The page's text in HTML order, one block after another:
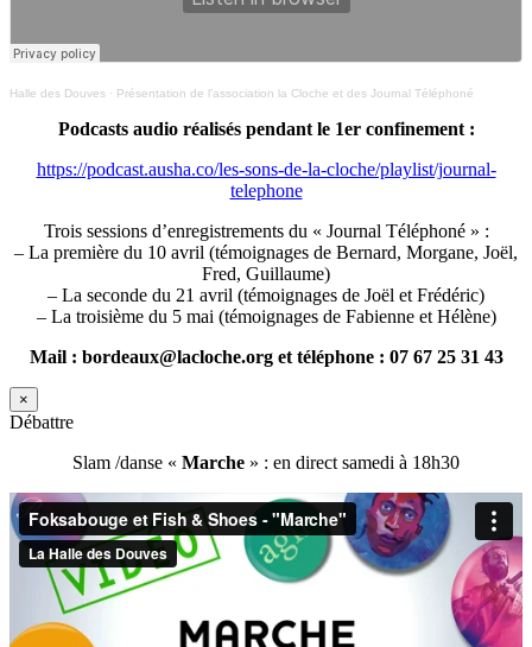
Halle des Douves · Présentation de l’association la Cloche et des Journal Téléphoné
Podcasts audio réalisés pendant le 1er confinement :
https://podcast.ausha.co/les-sons-de-la-cloche/playlist/journal-
telephone
Trois sessions d’enregistrements du « Journal Téléphoné » :
– La première du 10 avril (témoignages de Bernard, Morgane, Joël,
Fred, Guillaume)
– La seconde du 21 avril (témoignages de Joël et Frédéric)
– La troisième du 5 mai (témoignages de Fabienne et Hélène)
Mail : bordeaux@lacloche.org et téléphone : 07 67 25 31 43
×
Débattre
Slam /danse « Marche » : en direct samedi à 18h30